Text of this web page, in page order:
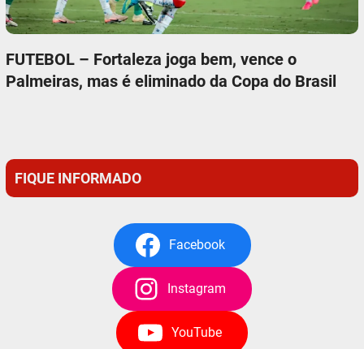
FUTEBOL – Fortaleza joga bem, vence o
Palmeiras, mas é eliminado da Copa do Brasil
FIQUE INFORMADO
Facebook
Instagram
YouTube